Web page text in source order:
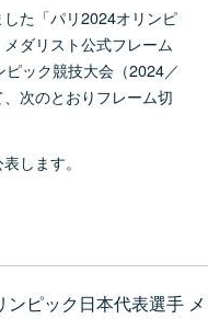
た「パリ2024オリンピ
ダリスト公式フレーム
ック競技大会（2024／
次のとおりフレーム切
します。
ンピック日本代表選手